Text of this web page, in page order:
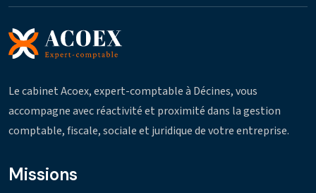
Le cabinet Acoex, expert-comptable à Décines, vous
accompagne avec réactivité et proximité dans la gestion
comptable, fiscale, sociale et juridique de votre entreprise.
Missions